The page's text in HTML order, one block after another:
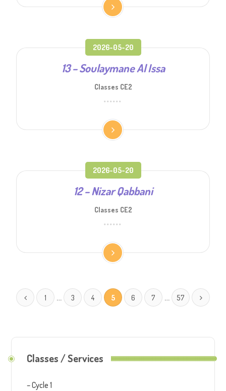
2026-05-20
13 – Soulaymane Al Issa
Classes CE2
2026-05-20
12 – Nizar Qabbani
Classes CE2
1 … 3 4 5 6 7 … 57
Classes / Services
– Cycle 1